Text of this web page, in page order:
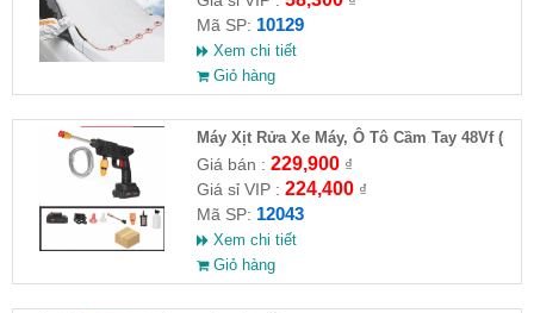
Mã SP: 10129
Xem chi tiết
Giỏ hàng
Máy Xịt Rửa Xe Máy, Ô Tô Cầm Tay 48Vf (
HĐ )
Giá bán : 229,900₫
Giá sỉ VIP : 224,400₫
Mã SP: 12043
Xem chi tiết
Giỏ hàng